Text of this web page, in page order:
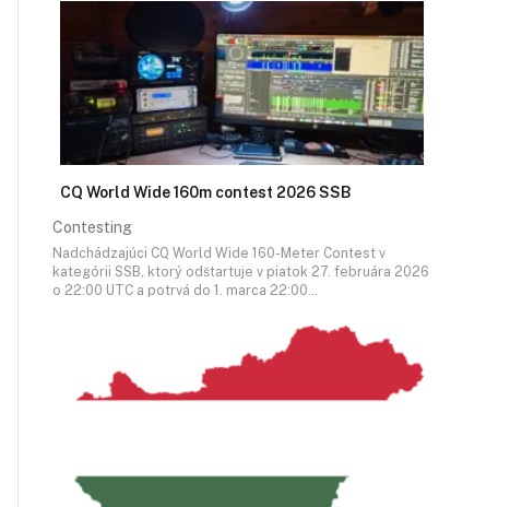
CQ World Wide 160m contest 2026 SSB
Contesting
Nadchádzajúci CQ World Wide 160-Meter Contest v
kategórii SSB, ktorý odštartuje v piatok 27. februára 2026
o 22:00 UTC a potrvá do 1. marca 22:00…